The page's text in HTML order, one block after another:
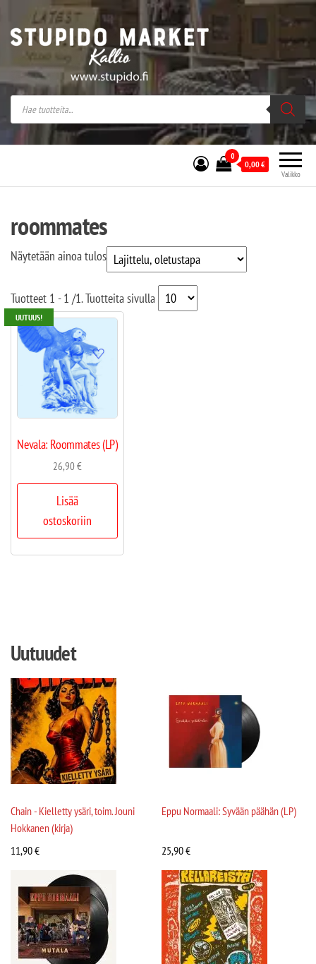
Stupido Market – verkossa ja kivijalassa
Stupido Market on vaihtoehtomusaan
erikoistunut verkko- sekä
kivijalkakauppa Helsingissä Kallion
sydämessä.
Valikko
0
0,00€
roommates
Näytetään ainoa tulos
Tuotteet 1 - 1 /1. Tuotteita sivulla
UUTUUS!
Nevala: Roommates (LP)
26,90€
Lisää
ostoskoriin
Uutuudet
Chain - Kielletty ysäri, toim. Jouni
Hokkanen (kirja)
11,90€
Eppu Normaali: Syvään päähän (LP)
25,90€